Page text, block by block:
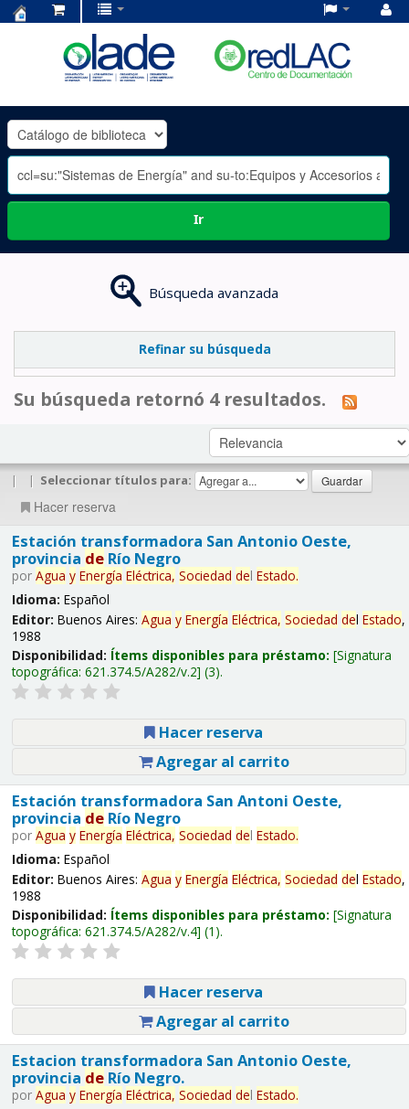
OLADE
-
Ir
Búsqueda avanzada
Refinar su búsqueda
Su búsqueda retornó 4 resultados.
| | Seleccionar títulos para:
Hacer reserva
Estación transformadora San Antonio Oeste,
provincia deRío Negro
por Agua y Energía Eléctrica, Sociedad del Estado.
Idioma: Español
Editor: Buenos Aires: Agua y Energía Eléctrica, Sociedad del Estado,
1988
Disponibilidad: Ítems disponibles para préstamo: Signatura
topográfica: 621.374.5/A282/v.2 (3).
Hacer reserva
Agregar al carrito
Estación transformadora San Antoni Oeste,
provincia deRío Negro
por Agua y Energía Eléctrica, Sociedad del Estado.
Idioma: Español
Editor: Buenos Aires: Agua y Energía Eléctrica, Sociedad del Estado,
1988
Disponibilidad: Ítems disponibles para préstamo: Signatura
topográfica: 621.374.5/A282/v.4 (1).
Hacer reserva
Agregar al carrito
Estacion transformadora San Antonio Oeste,
provincia deRío Negro.
por Agua y Energía Eléctrica, Sociedad del Estado.